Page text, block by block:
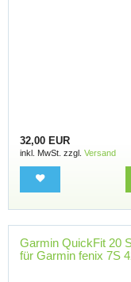
32,00 EUR
inkl. MwSt. zzgl. Versand
Garmin QuickFit 20
für Garmin fenix 7S